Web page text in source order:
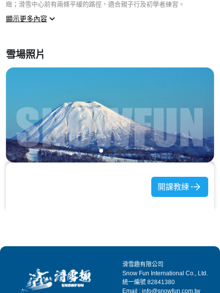
緻；滑雪中心前有兩條平緩的路徑，適合親子行及初學者練習。
顯示更多內容
雪場照片
開課教練
滑雪趣有限公司
Snow Fun International Co., Ltd.
統一編號 82841380
Email : info@snowfun.com.tw